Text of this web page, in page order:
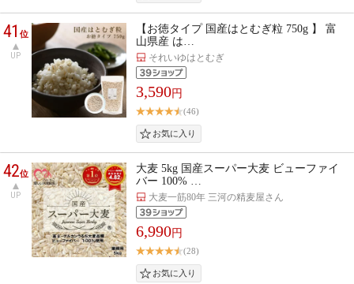
41位
UP
【お徳タイプ 国産はとむぎ粒 750g 】 富
山県産 は…
それいゆはとむぎ
3,590円
(46)
42位
UP
大麦 5kg 国産スーパー大麦 ビューファイ
バー 100% …
大麦一筋80年 三河の精麦屋さん
6,990円
(28)